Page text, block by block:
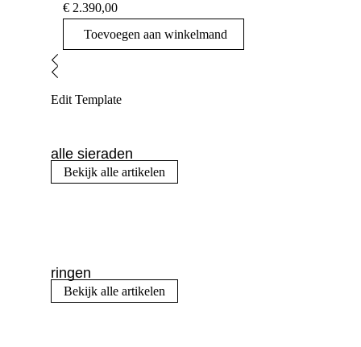
€ 2.390,00
Toevoegen aan winkelmand
Edit Template
alle sieraden
Bekijk alle artikelen
ringen
Bekijk alle artikelen